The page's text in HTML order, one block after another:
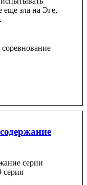
еще зла на Эге,
содержание